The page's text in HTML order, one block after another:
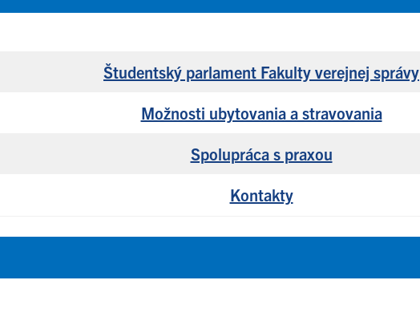
Študentský parlament Fakulty verejnej správy
Možnosti ubytovania a stravovania
Spolupráca s praxou
Kontakty